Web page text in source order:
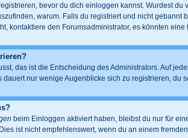
bevor du dich einloggen kannst. Wurdest
warum. Falls du registriert und nicht
kontaktiere den Forumsadministrator, es könnten
das ist die Entscheidung des Administrators. Auf
dauert nur wenige Augenblicke sich zu registrieren, du
beim Einloggen aktiviert haben, bleibst du nur für
ist nicht empfehlenswert, wenn du an einem